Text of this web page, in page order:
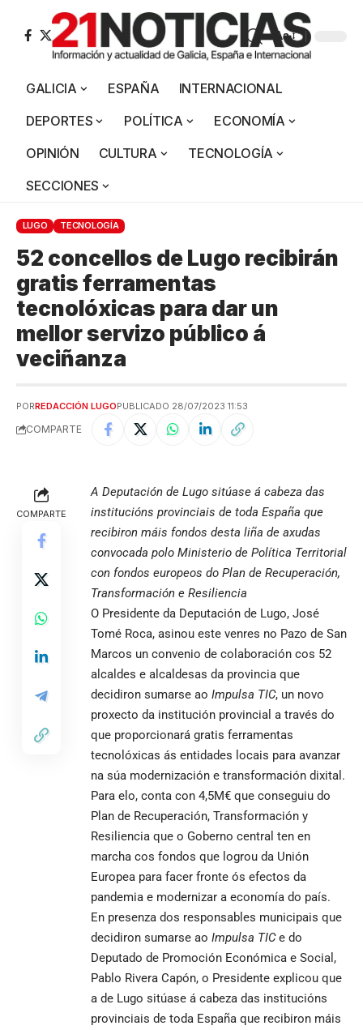
Aa
GALICIA ESPAÑA
INTERNACIONAL
DEPORTES
POLÍTICA
ECONOMÍA
OPINIÓN
CULTURA
TECNOLOGÍA
SECCIONES
LUGO TECNOLOGÍA
52 concellos de Lugo recibirán
gratis ferramentas
tecnolóxicas para dar un
mellor servizo público á
veciñanza
PORREDACCIÓN LUGOPUBLICADO 28/07/2023 11:53
COMPARTE
COMPARTE
A Deputación de Lugo sitúase á cabeza das
institucións provinciais de toda España que
recibiron máis fondos desta liña de axudas
convocada polo Ministerio de Política Territorial
con fondos europeos do Plan de Recuperación,
Transformación e Resiliencia
O Presidente da Deputación de Lugo, José
Tomé Roca, asinou este venres no Pazo de San
Marcos un convenio de colaboración cos 52
alcaldes e alcaldesas da provincia que
decidiron sumarse ao Impulsa TIC, un novo
proxecto da institución provincial a través do
que proporcionará gratis ferramentas
tecnolóxicas ás entidades locais para avanzar
na súa modernización e transformación dixital.
Para elo, conta con 4,5M€ que conseguiu do
Plan de Recuperación, Transformación y
Resiliencia que o Goberno central ten en
marcha cos fondos que logrou da Unión
Europea para facer fronte ós efectos da
pandemia e modernizar a economía do país.
En presenza dos responsables municipais que
decidiron sumarse ao Impulsa TICe do
Deputado de Promoción Económica e Social,
Pablo Rivera Capón, o Presidente explicou que
a de Lugo sitúase á cabeza das institucións
provinciais de toda España que recibiron máis